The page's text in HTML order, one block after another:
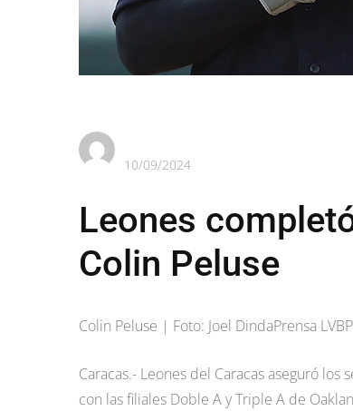
10/09/2024
Leones
Colin Peluse
Colin Peluse | Foto: Joel DindaPrensa
Caracas.- Leones del Caracas aseguró
con las filiales Doble A y Triple A de